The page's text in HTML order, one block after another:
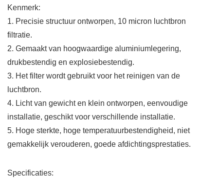
Kenmerk:
1. Precisie structuur ontworpen, 10 micron luchtbron
filtratie.
2. Gemaakt van hoogwaardige aluminiumlegering,
drukbestendig en explosiebestendig.
3. Het filter wordt gebruikt voor het reinigen van de
luchtbron.
4. Licht van gewicht en klein ontworpen, eenvoudige
installatie, geschikt voor verschillende installatie.
5. Hoge sterkte, hoge temperatuurbestendigheid, niet
gemakkelijk verouderen, goede afdichtingsprestaties.
Specificaties: